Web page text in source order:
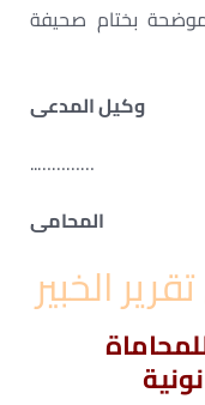
بختام صحيفة
وكيل المدعى
…………..
المحامى
الخبير